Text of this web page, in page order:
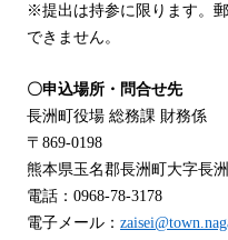
※提出は持参に限ります。
できません。
〇申込場所・問合せ先
長洲町役場 総務課 財務係
〒869-0198
熊本県玉名郡長洲町大字長
電話：0968-78-3178
電子メール：